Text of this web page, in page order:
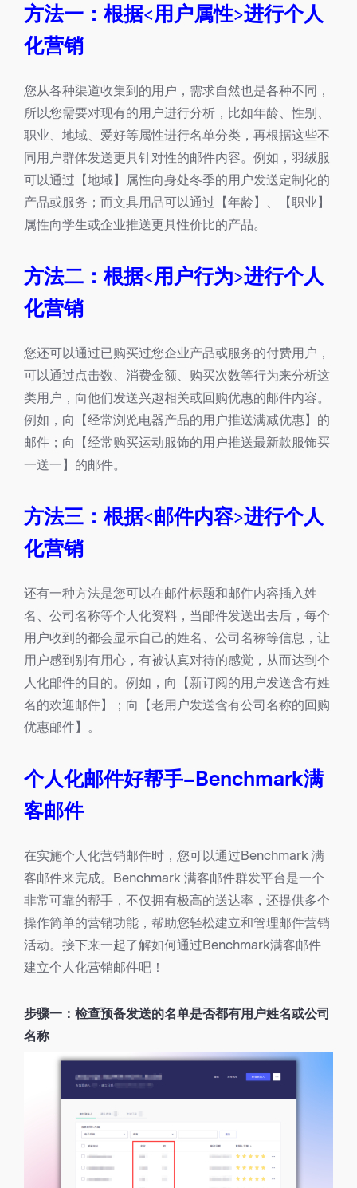
方法一：根据<用户属性>进行个人
化营销
您从各种渠道收集到的用户，需求自然也是各种不同，
所以您需要对现有的用户进行分析，比如年龄、性别、
职业、地域、爱好等属性进行名单分类，再根据这些不
同用户群体发送更具针对性的邮件内容。例如，羽绒服
可以通过【地域】属性向身处冬季的用户发送定制化的
产品或服务；而文具用品可以通过【年龄】、【职业】
属性向学生或企业推送更具性价比的产品。
方法二：根据<用户行为>进行个人
化营销
您还可以通过已购买过您企业产品或服务的付费用户，
可以通过点击数、消费金额、购买次数等行为来分析这
类用户，向他们发送兴趣相关或回购优惠的邮件内容。
例如，向【经常浏览电器产品的用户推送满减优惠】的
邮件；向【经常购买运动服饰的用户推送最新款服饰买
一送一】的邮件。
方法三：根据<邮件内容>进行个人
化营销
还有一种方法是您可以在邮件标题和邮件内容插入姓
名、公司名称等个人化资料，当邮件发送出去后，每个
用户收到的都会显示自己的姓名、公司名称等信息，让
用户感到别有用心，有被认真对待的感觉，从而达到个
人化邮件的目的。例如，向【新订阅的用户发送含有姓
名的欢迎邮件】；向【老用户发送含有公司名称的回购
优惠邮件】。
个人化邮件好帮手–Benchmark满
客邮件
在实施个人化营销邮件时，您可以通过Benchmark 满
客邮件来完成。Benchmark 满客邮件群发平台是一个
非常可靠的帮手，不仅拥有极高的送达率，还提供多个
操作简单的营销功能，帮助您轻松建立和管理邮件营销
活动。接下来一起了解如何通过Benchmark满客邮件
建立个人化营销邮件吧！
步骤一：检查预备发送的名单是否都有用户姓名或公司
名称